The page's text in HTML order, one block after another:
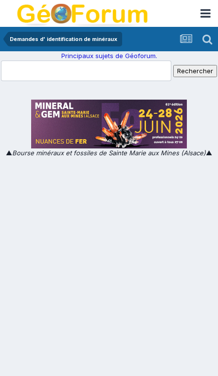
Demandes d' identification de minéraux
Principaux sujets de Géoforum.
▲Bourse minéraux et fossiles de Sainte Marie aux Mines (Alsace)▲